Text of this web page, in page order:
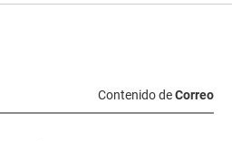
Contenido deCorreo